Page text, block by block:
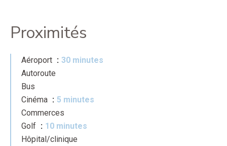
Proximités
Aéroport
30 minutes
Autoroute
Bus
Cinéma
5 minutes
Commerces
Golf
10 minutes
Hôpital/clinique